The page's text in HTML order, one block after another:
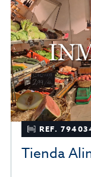
REF.